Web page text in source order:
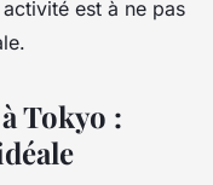
est à ne pas
Tokyo :